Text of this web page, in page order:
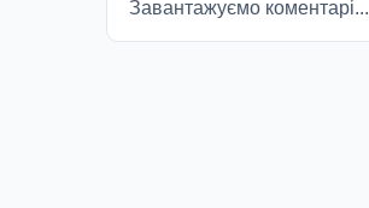
Завантажуємо коментарі...